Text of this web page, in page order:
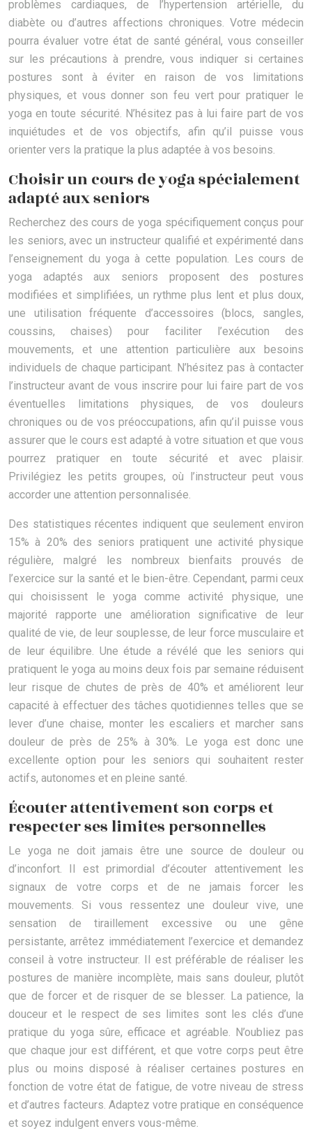
problèmes cardiaques, de l’hypertension artérielle, du
diabète ou d’autres affections chroniques. Votre médecin
pourra évaluer votre état de santé général, vous conseiller
sur les précautions à prendre, vous indiquer si certaines
postures sont à éviter en raison de vos limitations
physiques, et vous donner son feu vert pour pratiquer le
yoga en toute sécurité. N’hésitez pas à lui faire part de vos
inquiétudes et de vos objectifs, afin qu’il puisse vous
orienter vers la pratique la plus adaptée à vos besoins.
Choisir un cours de yoga spécialement
adapté aux seniors
Recherchez des cours de yoga spécifiquement conçus pour
les seniors, avec un instructeur qualifié et expérimenté dans
l’enseignement du yoga à cette population. Les cours de
yoga adaptés aux seniors proposent des postures
modifiées et simplifiées, un rythme plus lent et plus doux,
une utilisation fréquente d’accessoires (blocs, sangles,
coussins, chaises) pour faciliter l’exécution des
mouvements, et une attention particulière aux besoins
individuels de chaque participant. N’hésitez pas à contacter
l’instructeur avant de vous inscrire pour lui faire part de vos
éventuelles limitations physiques, de vos douleurs
chroniques ou de vos préoccupations, afin qu’il puisse vous
assurer que le cours est adapté à votre situation et que vous
pourrez pratiquer en toute sécurité et avec plaisir.
Privilégiez les petits groupes, où l’instructeur peut vous
accorder une attention personnalisée.
Des statistiques récentes indiquent que seulement environ
15% à 20% des seniors pratiquent une activité physique
régulière, malgré les nombreux bienfaits prouvés de
l’exercice sur la santé et le bien-être. Cependant, parmi ceux
qui choisissent le yoga comme activité physique, une
majorité rapporte une amélioration significative de leur
qualité de vie, de leur souplesse, de leur force musculaire et
de leur équilibre. Une étude a révélé que les seniors qui
pratiquent le yoga au moins deux fois par semaine réduisent
leur risque de chutes de près de 40% et améliorent leur
capacité à effectuer des tâches quotidiennes telles que se
lever d’une chaise, monter les escaliers et marcher sans
douleur de près de 25% à 30%. Le yoga est donc une
excellente option pour les seniors qui souhaitent rester
actifs, autonomes et en pleine santé.
Écouter attentivement son corps et
respecter ses limites personnelles
Le yoga ne doit jamais être une source de douleur ou
d’inconfort. Il est primordial d’écouter attentivement les
signaux de votre corps et de ne jamais forcer les
mouvements. Si vous ressentez une douleur vive, une
sensation de tiraillement excessive ou une gêne
persistante, arrêtez immédiatement l’exercice et demandez
conseil à votre instructeur. Il est préférable de réaliser les
postures de manière incomplète, mais sans douleur, plutôt
que de forcer et de risquer de se blesser. La patience, la
douceur et le respect de ses limites sont les clés d’une
pratique du yoga sûre, efficace et agréable. N’oubliez pas
que chaque jour est différent, et que votre corps peut être
plus ou moins disposé à réaliser certaines postures en
fonction de votre état de fatigue, de votre niveau de stress
et d’autres facteurs. Adaptez votre pratique en conséquence
et soyez indulgent envers vous-même.